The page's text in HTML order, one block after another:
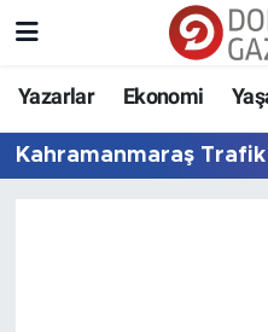
Yazarlar Ekonomi
Kahramanmaraş